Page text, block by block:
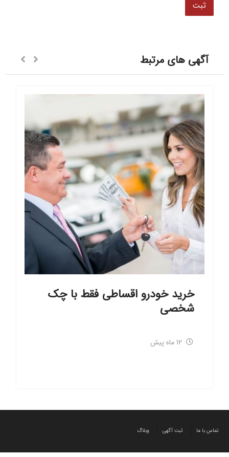
آگهی های مرتبط
خرید خودرو اقساطی فقط با چک
شخصی
12 ماه پیش
تماس با ما ثبت آگهی وبلاگ